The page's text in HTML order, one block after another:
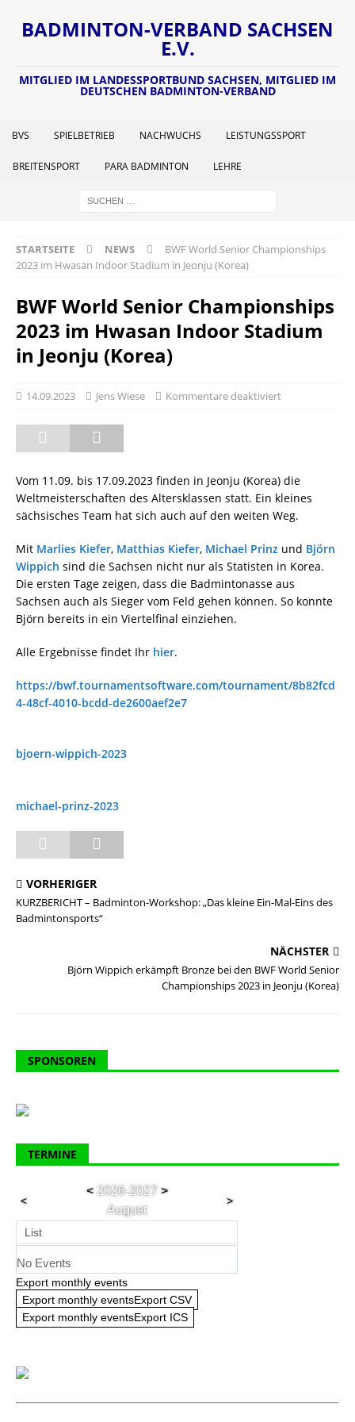
BADMINTON-VERBAND SACHSEN
E.V.
MITGLIED IM LANDESSPORTBUND SACHSEN, MITGLIED IM
DEUTSCHEN BADMINTON-VERBAND
BVS SPIELBETRIEB NACHWUCHS LEISTUNGSSPORT
BREITENSPORT PARA BADMINTON LEHRE
STARTSEITE NEWS
BWF World Senior Championships
2023 im Hwasan Indoor Stadium in Jeonju (Korea)
BWF World Senior Championships
2023 im Hwasan Indoor Stadium
in Jeonju (Korea)
14.09.2023 Jens Wiese Kommentare deaktiviert
Vom 11.09. bis 17.09.2023 finden in Jeonju (Korea) die
Weltmeisterschaften des Altersklassen statt. Ein kleines
sächsisches Team hat sich auch auf den weiten Weg.
Mit Marlies Kiefer, Matthias Kiefer, Michael Prinz und Björn
Wippich sind die Sachsen nicht nur als Statisten in Korea.
Die ersten Tage zeigen, dass die Badmintonasse aus
Sachsen auch als Sieger vom Feld gehen können. So konnte
Björn bereits in ein Viertelfinal einziehen.
Alle Ergebnisse findet Ihr hier.
https://bwf.tournamentsoftware.com/tournament/8b82fcd
4-48cf-4010-bcdd-de2600aef2e7
bjoern-wippich-2023
michael-prinz-2023
VORHERIGER
KURZBERICHT – Badminton-Workshop: „Das kleine Ein-Mal-Eins des
Badmintonsports“
NÄCHSTER
Björn Wippich erkämpft Bronze bei den BWF World Senior
Championships 2023 in Jeonju (Korea)
SPONSOREN
TERMINE
<
<2026-2027 >
August
>
List
No Events
Export monthly events
Export monthly eventsExport CSV
Export monthly eventsExport ICS